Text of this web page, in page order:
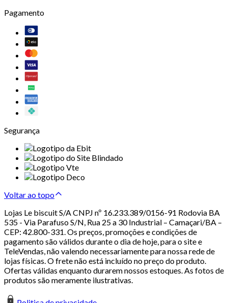
Pagamento
Segurança
Voltar ao topo
Lojas Le biscuit S/A CNPJ nº 16.233.389/0156-91 Rodovia BA
535 - Via Parafuso S/N, Rua 25 a 30 Industrial – Camaçari/BA –
CEP: 42.800-331. Os preços, promoções e condições de
pagamento são válidos durante o dia de hoje, para o site e
TeleVendas, não valendo necessariamente para nossa rede de
lojas físicas. O frete não está incluído no preço do produto.
Ofertas válidas enquanto durarem nossos estoques. As fotos de
produtos são meramente ilustrativas.